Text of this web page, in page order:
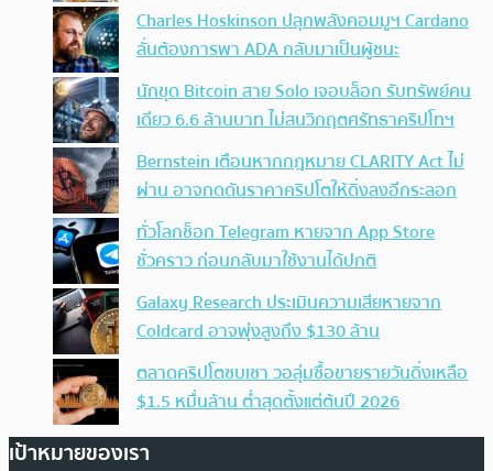
Charles Hoskinson ปลุกพลังคอมมูฯ Cardano
ลั่นต้องการพา ADA กลับมาเป็นผู้ชนะ
นักขุด Bitcoin สาย Solo เจอบล็อก รับทรัพย์คน
เดียว 6.6 ล้านบาท ไม่สนวิกฤตศรัทธาคริปโทฯ
Bernstein เตือนหากกฎหมาย CLARITY Act ไม่
ผ่าน อาจกดดันราคาคริปโตให้ดิ่งลงอีกระลอก
ทั่วโลกช็อก Telegram หายจาก App Store
ชั่วคราว ก่อนกลับมาใช้งานได้ปกติ
Galaxy Research ประเมินความเสียหายจาก
Coldcard อาจพุ่งสูงถึง $130 ล้าน
ตลาดคริปโตซบเซา วอลุ่มซื้อขายรายวันดิ่งเหลือ
$1.5 หมื่นล้าน ต่ำสุดตั้งแต่ต้นปี 2026
เป้าหมายของเรา